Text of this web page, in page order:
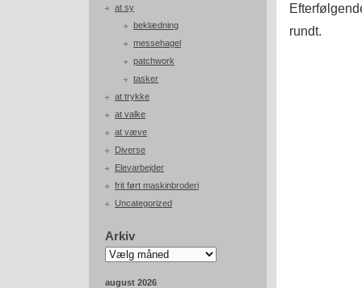
at sy
beklædning
messehagel
patchwork
tasker
at trykke
at valke
at væve
Diverse
Elevarbejder
frit ført maskinbroderi
Uncategorized
Arkiv
Arkiv
august 2026
rundt.